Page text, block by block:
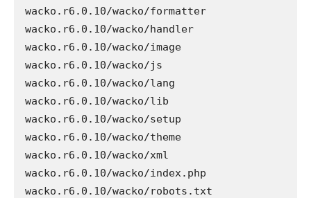
wacko.r6.0.10/wacko/formatter
wacko.r6.0.10/wacko/handler
wacko.r6.0.10/wacko/image
wacko.r6.0.10/wacko/js
wacko.r6.0.10/wacko/lang
wacko.r6.0.10/wacko/lib
wacko.r6.0.10/wacko/setup
wacko.r6.0.10/wacko/theme
wacko.r6.0.10/wacko/xml
wacko.r6.0.10/wacko/index.php
wacko.r6.0.10/wacko/robots.txt